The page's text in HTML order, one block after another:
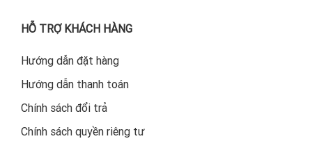
HỖ TRỢ KHÁCH HÀNG
Hướng dẫn đặt hàng
Hướng dẫn thanh toán
Chính sách đổi trả
Chính sách quyền riêng tư